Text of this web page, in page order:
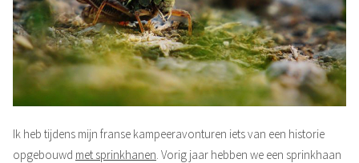
Ik heb tijdens mijn franse kampeeravonturen iets van een historie
opgebouwd met sprinkhanen . Vorig jaar hebben we een sprinkhaan